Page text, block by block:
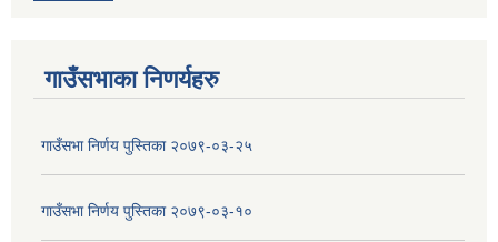
गाउँसभाका निणर्यहरु
गाउँसभा निर्णय पुस्तिका २०७९-०३-२५
गाउँसभा निर्णय पुस्तिका २०७९-०३-१०